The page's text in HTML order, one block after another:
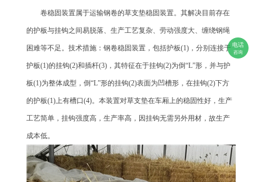
电话
咨询
卷稳固装置属于运输钢卷的草支垫稳固装置。其解决目前存在
的护板与挂钩之间易脱落、生产工艺复杂、劳动强度大、缠绕钢绳
困难等不足。技术措施：钢卷稳固装置，包括护板(1)，分别连接于
护板(1)的挂钩(2)和插杆(3)，其特征在于挂钩(2)为倒“L”形，并与护
板(1)为整体成型，倒“L”形的挂钩(2)表面为凹槽形，在挂钩(2)下方
的护板(1)上有槽口(4)。本装置对草支垫在车厢上的稳固性好，生产
工艺简单，挂钩强度高，生产率高，因挂钩无需另外用材，故生产
成本低。